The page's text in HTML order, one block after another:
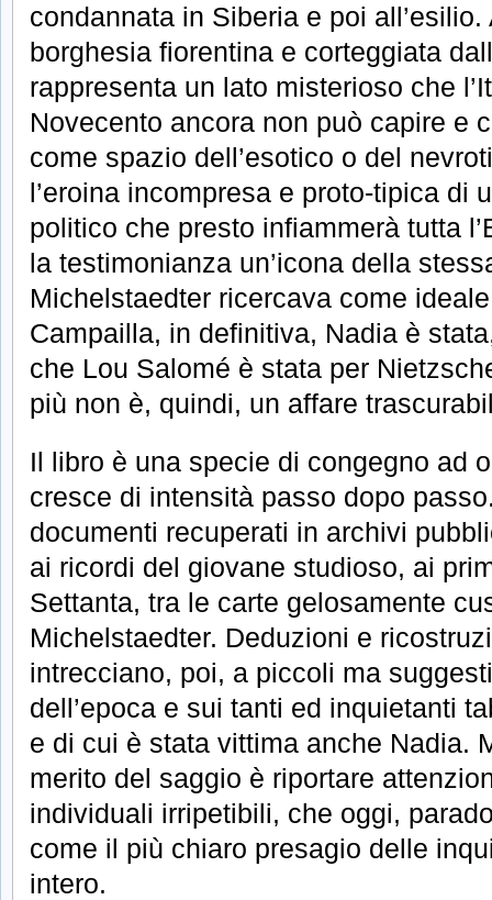
condannata in Siberia e poi
borghesia fiorentina e corteggiata
rappresenta un lato misterioso che
Novecento ancora non può capire e
come spazio dell’esotico o del
l’eroina incompresa e proto-tipica di
politico che presto infiammerà tutta
la testimonianza un’icona della
Michelstaedter ricercava come
Campailla, in definitiva, Nadia è
che Lou Salomé è stata per
più non è, quindi, un affare
Il libro è una specie di congegno ad
cresce di intensità passo dopo
documenti recuperati in archivi
ai ricordi del giovane studioso, ai
Settanta, tra le carte gelosamente
Michelstaedter. Deduzioni e
intrecciano, poi, a piccoli ma
dell’epoca e sui tanti ed inquietanti
e di cui è stata vittima anche Nadia.
merito del saggio è riportare
individuali irripetibili, che oggi,
come il più chiaro presagio delle
intero.